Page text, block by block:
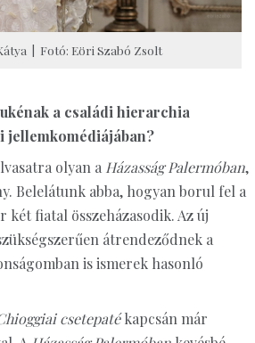
| Fotó: Eöri Szabó Zsolt
a családi hierarchia
jellemkomédiájában?
olyan a Házasság Palermóban,
Belelátunk abba, hogyan borul fel a
két fiatal összeházasodik. Az új
átrendeződnek a
is ismerek hasonló
csetepatékapcsán már